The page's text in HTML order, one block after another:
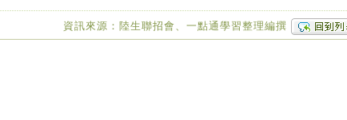
資訊來源：陸生聯招會、一點通學習整理編撰